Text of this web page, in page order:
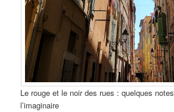
Le rouge et le noir des rues : quelques
l’imaginaire